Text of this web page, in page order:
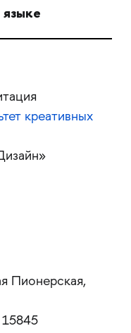
креативных
Пионерская,